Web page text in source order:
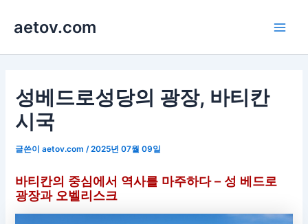
로
aetov.com
성베드로성당의 광장, 바티칸
시국
글쓴이aetov.com /2025년 07월 09일
바티칸의 중심에서 역사를 마주하다 – 성 베드로
광장과 오벨리스크